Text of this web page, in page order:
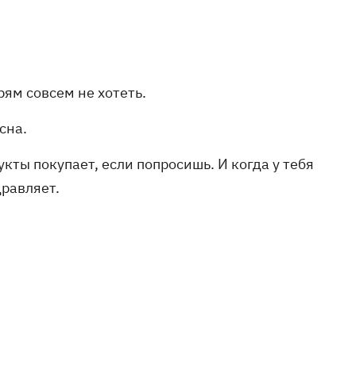
совсем не хотеть.
покупает, если попросишь. И когда у тебя